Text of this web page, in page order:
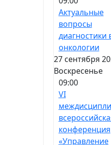
Актуальные
вопросы
диагностики
онкологии
27 сентября
Воскресенье
09:00
VI
конференция
«Управление